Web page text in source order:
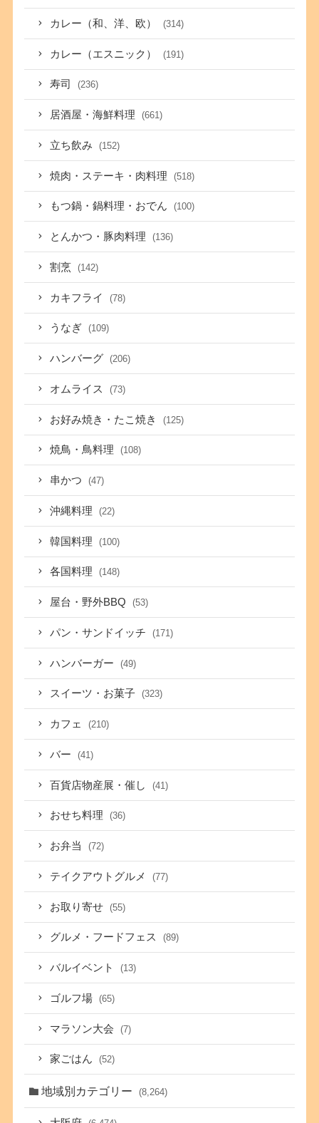
カレー（和、洋、欧） (314)
カレー（エスニック） (191)
寿司 (236)
居酒屋・海鮮料理 (661)
立ち飲み (152)
焼肉・ステーキ・肉料理 (518)
もつ鍋・鍋料理・おでん (100)
とんかつ・豚肉料理 (136)
割烹 (142)
カキフライ (78)
うなぎ (109)
ハンバーグ (206)
オムライス (73)
お好み焼き・たこ焼き (125)
焼鳥・鳥料理 (108)
串かつ (47)
沖縄料理 (22)
韓国料理 (100)
各国料理 (148)
屋台・野外BBQ (53)
パン・サンドイッチ (171)
ハンバーガー (49)
スイーツ・お菓子 (323)
カフェ (210)
バー (41)
百貨店物産展・催し (41)
おせち料理 (36)
お弁当 (72)
テイクアウトグルメ (77)
お取り寄せ (55)
グルメ・フードフェス (89)
バルイベント (13)
ゴルフ場 (65)
マラソン大会 (7)
家ごはん (52)
地域別カテゴリー (8,264)